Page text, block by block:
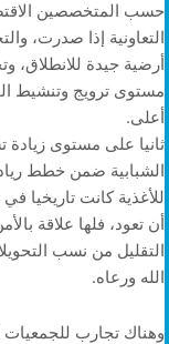
حسب المتخصصين
التعاونية إذا صدرت،
أرضية جيدة للانطلاق،
مستوى ترويج وتنشيط
أعلى.
ثانيا على مستوى زيادة
الشبابية ضمن خطط
للأغذية كانت تاريخيا
أن تعود، فلها علاقة
التقليل من نسب
الله ورعاه.
وهناك تجارب للجمعيات